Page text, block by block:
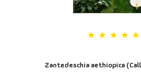
Zantedeschia aethiopica